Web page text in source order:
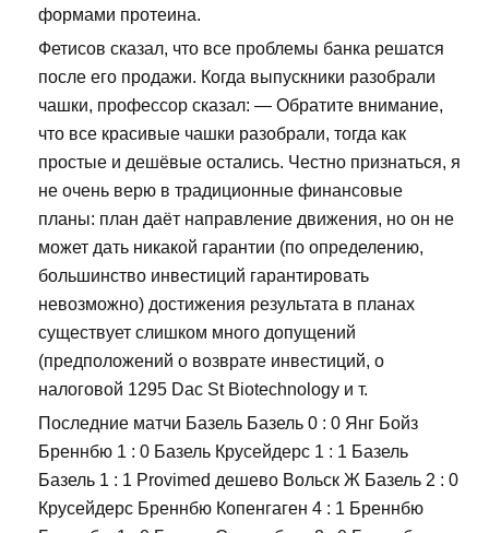
формами протеина.
Фетисов сказал, что все проблемы банка решатся
после его продажи. Когда выпускники разобрали
чашки, профессор сказал: — Обратите внимание,
что все красивые чашки разобрали, тогда как
простые и дешёвые остались. Честно признаться, я
не очень верю в традиционные финансовые
планы: план даёт направление движения, но он не
может дать никакой гарантии (по определению,
большинство инвестиций гарантировать
невозможно) достижения результата в планах
существует слишком много допущений
(предположений о возврате инвестиций, о
налоговой 1295 Dac St Biotechnology и т.
Последние матчи Базель Базель 0 : 0 Янг Бойз
Бреннбю 1 : 0 Базель Крусейдерс 1 : 1 Базель
Базель 1 : 1 Provimed дешево Вольск Ж Базель 2 : 0
Крусейдерс Бреннбю Копенгаген 4 : 1 Бреннбю